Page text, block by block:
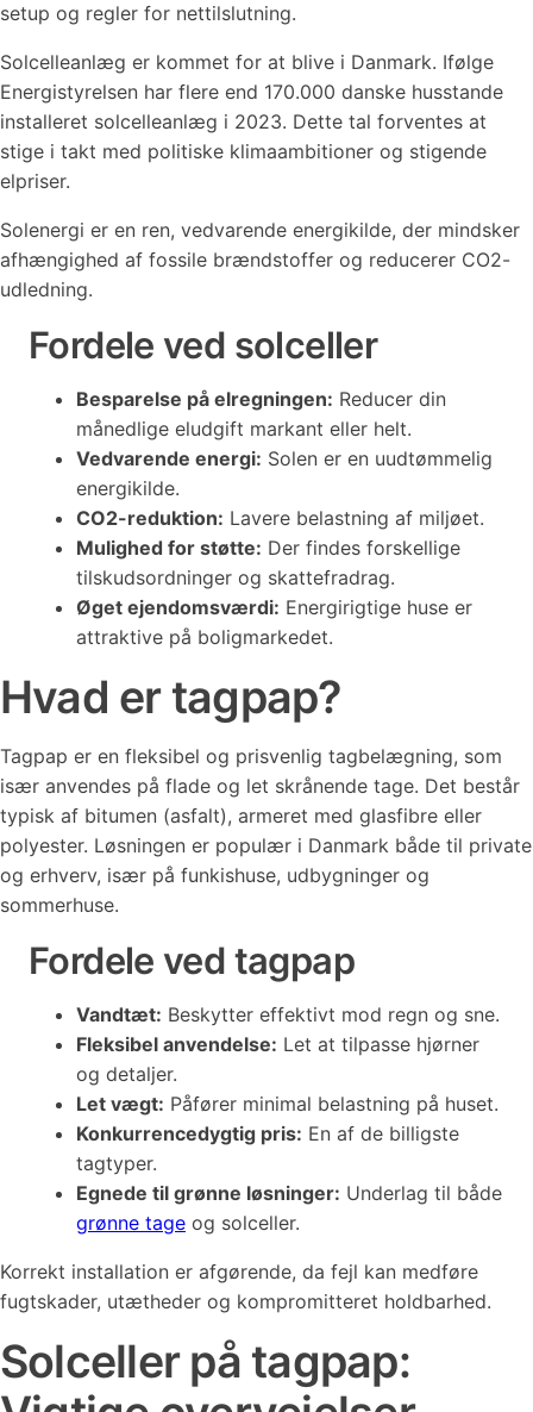
setup og regler for nettilslutning.
Solcelleanlæg er kommet for at blive i Danmark. Ifølge
Energistyrelsen har flere end 170.000 danske husstande
installeret solcelleanlæg i 2023. Dette tal forventes at
stige i takt med politiske klimaambitioner og stigende
elpriser.
Solenergi er en ren, vedvarende energikilde, der mindsker
afhængighed af fossile brændstoffer og reducerer CO2-
udledning.
Fordele ved solceller
Besparelse på elregningen: Reducer din
månedlige eludgift markant eller helt.
Vedvarende energi: Solen er en uudtømmelig
energikilde.
CO2-reduktion: Lavere belastning af miljøet.
Mulighed for støtte: Der findes forskellige
tilskudsordninger og skattefradrag.
Øget ejendomsværdi: Energirigtige huse er
attraktive på boligmarkedet.
Hvad er tagpap?
Tagpap er en fleksibel og prisvenlig tagbelægning, som
især anvendes på flade og let skrånende tage. Det består
typisk af bitumen (asfalt), armeret med glasfibre eller
polyester. Løsningen er populær i Danmark både til private
og erhverv, især på funkishuse, udbygninger og
sommerhuse.
Fordele ved tagpap
Vandtæt: Beskytter effektivt mod regn og sne.
Fleksibel anvendelse: Let at tilpasse hjørner
og detaljer.
Let vægt: Påfører minimal belastning på huset.
Konkurrencedygtig pris: En af de billigste
tagtyper.
Egnede til grønne løsninger: Underlag til både
grønne tage og solceller.
Korrekt installation er afgørende, da fejl kan medføre
fugtskader, utætheder og kompromitteret holdbarhed.
Solceller på tagpap: